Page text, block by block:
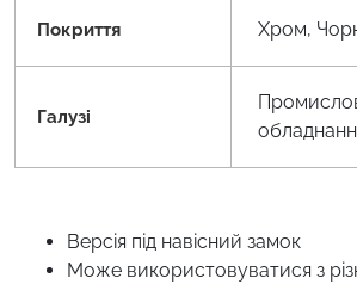
Покриття Хром,
Галузі
Версія під навісний замок
Може використовуватися з